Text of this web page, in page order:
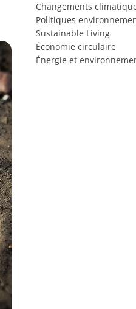
Changements
Politiques
Sustainable Living
Économie circulaire
Énergie et